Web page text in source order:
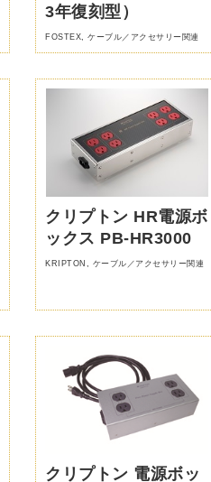
3年復刻型）
FOSTEX, ケーブル／アクセサリー関連
クリプトン HR電源ボ
ックス PB-HR3000
KRIPTON , ケーブル／アクセサリー関連
クリプトン 電源ボッ